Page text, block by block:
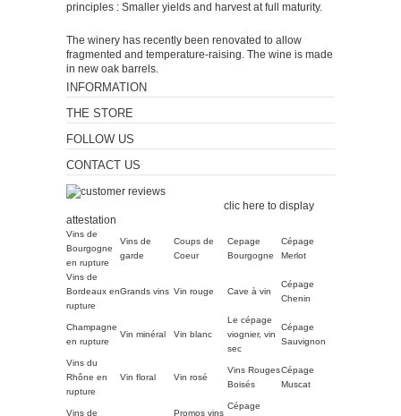
principles : Smaller yields and harvest at full maturity.
The winery has recently been renovated to allow
fragmented and temperature-raising. The wine is made
in new oak barrels.
INFORMATION
THE STORE
FOLLOW US
CONTACT US
clic here to display
attestation
Vins de
Bourgogne
en rupture
Vins de
garde
Coups de
Coeur
Cepage
Bourgogne
Cépage
Merlot
Vins de
Bordeaux en
rupture
Grands vins Vin rouge Cave à vin
Cépage
Chenin
Champagne
en rupture
Vin minéral Vin blanc
Le cépage
viognier, vin
sec
Cépage
Sauvignon
Vins du
Rhône en
rupture
Vin floral Vin rosé
Vins Rouges
Boisés
Cépage
Muscat
Vins de Promos vins
Cépage